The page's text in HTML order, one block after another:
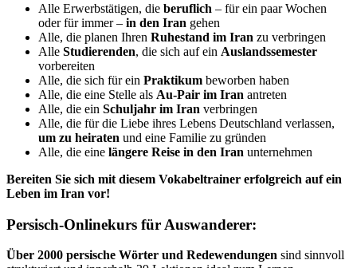
Alle Erwerbstätigen, die beruflich – für ein paar Wochen
oder für immer – in den Iran gehen
Alle, die planen Ihren Ruhestand im Iran zu verbringen
Alle Studierenden, die sich auf ein Auslandssemester
vorbereiten
Alle, die sich für ein Praktikum beworben haben
Alle, die eine Stelle als Au-Pair im Iran antreten
Alle, die ein Schuljahr im Iran verbringen
Alle, die für die Liebe ihres Lebens Deutschland verlassen,
um zu heiraten und eine Familie zu gründen
Alle, die eine längere Reise in den Iran unternehmen
Bereiten Sie sich mit diesem Vokabeltrainer erfolgreich aufein
Leben im Iran vor!
Persisch-Onlinekurs für Auswanderer:
Über 2000 persische Wörter und Redewendungen sind sinnvoll